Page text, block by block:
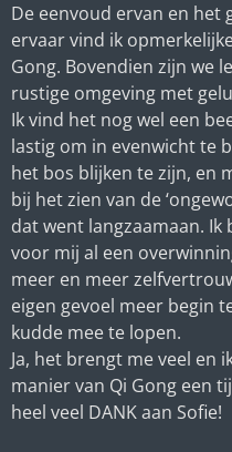
De eenvoud ervan en het
ervaar vind ik
Gong. Bovendien zijn we
rustige omgeving met
Ik vind het nog wel een
lastig om in evenwicht te
het bos blijken te zijn, en
bij het zien van de
dat went langzaamaan.
voor mij al een
meer en meer
eigen gevoel meer begin
kudde mee te lopen.
Ja, het brengt me veel en
manier van Qi Gong een
heel veel DANK aan Sofie!